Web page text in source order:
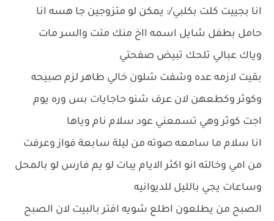
انا بجييت كلت بكلبي/: يمكن لو متزوجين جا هسه انا
حامل بطفل شايل اسمه ااخ منك متت والسر مات
وياك عبالي تلحك تبيض صفحتي
بقيت لازمه عده وشفت شلون خالي طاهر لزم صبيحه
وكوثر وكطعهن لان عرف شنو حاجايات بس وره يوم
اجت كوثر وهي تسمعني عود سلام نام وياها
انا سلام ما سامعه صوته من ليلة سابعة فواز وعرفت
من امي وخالته انو اكثر الايام يبات لو يم فارس لو بالمحل
وساعات يجي بالليل للديوانيه
الصبح من يطلعون اطلع شويه افتر بالبيت لان الصبح